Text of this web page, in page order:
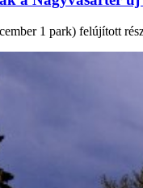
1 park) felújított